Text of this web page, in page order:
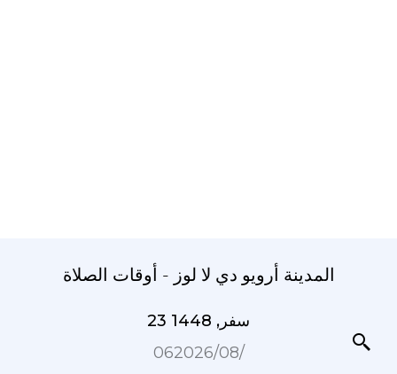
المدينة أرويو دي لا لوز - أوقات الصلاة
23 سفر, 1448
06‏/08‏/2026